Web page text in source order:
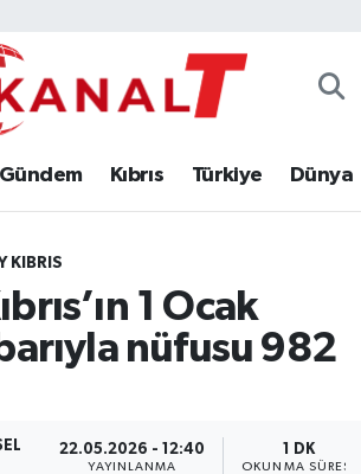
Gündem Kıbrıs Türkiye Dünya
KIBRIS
1 Ocak
nüfusu 982
22.05.2026 - 12:40
YAYINLANMA
1 DK
OKUNMA SÜRESI